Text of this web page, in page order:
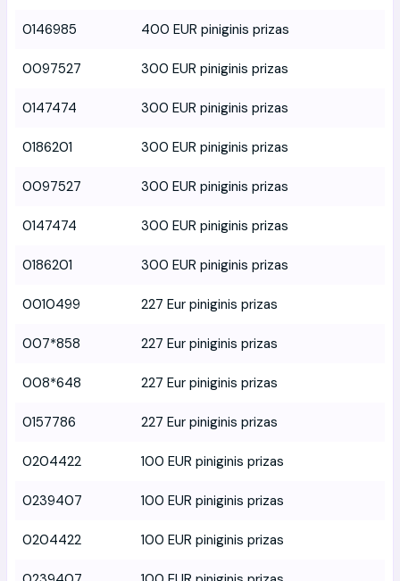
0146985 400 EUR piniginis prizas
0097527 300 EUR piniginis prizas
0147474 300 EUR piniginis prizas
0186201 300 EUR piniginis prizas
0097527 300 EUR piniginis prizas
0147474 300 EUR piniginis prizas
0186201 300 EUR piniginis prizas
0010499 227 Eur piniginis prizas
007*858 227 Eur piniginis prizas
008*648 227 Eur piniginis prizas
0157786 227 Eur piniginis prizas
0204422 100 EUR piniginis prizas
0239407 100 EUR piniginis prizas
0204422 100 EUR piniginis prizas